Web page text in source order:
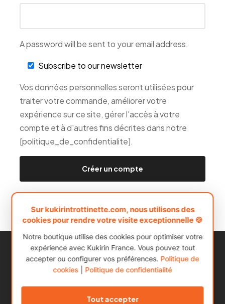
A password will be sent to your email address.
Subscribe to our newsletter
Vos données personnelles seront utilisées pour
traiter votre commande, améliorer votre
expérience sur ce site, gérer l'accès à votre
compte et à d'autres fins décrites dans notre
[politique_de_confidentialite].
Créer un compte
Sur kukirintrottinette.com, nous utilisons des
cookies pour rendre votre visite exceptionnelle 🍪
Notre boutique utilise des cookies pour optimiser votre
expérience avec Kukirin France. Vous pouvez tout
accepter ou configurer vos préférences. Politique de
cookies
Politique de confidentialité
Tout accepter